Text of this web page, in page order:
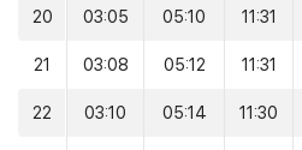
20 03:05 05:10 11:31
21 03:08 05:12 11:31
22 03:10 05:14 11:30